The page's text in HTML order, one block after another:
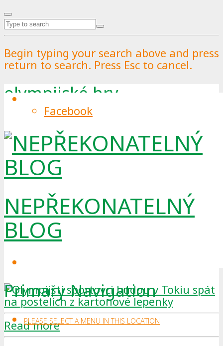
Begin typing your search above and press
return to search. Press Esc to cancel.
Facebook
NEPŘEKONATELNÝ
BLOG
Primary Navigation
PLEASE SELECT A MENU IN THIS LOCATION
olympijské hry
Read more